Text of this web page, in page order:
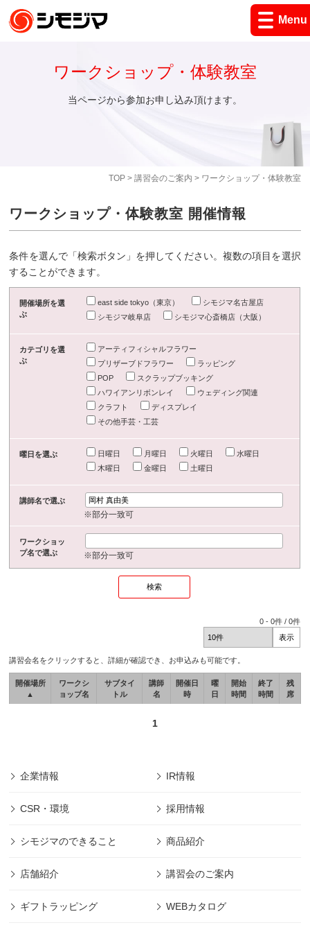
Menu
TOP> 講習会のご案内 > ワークショップ・体験教室
ワークショップ・体験教室
当ページから参加お申し込み頂けます。
ワークショップ・体験教室 開催情報
条件を選んで「検索ボタン」を押してください。複数の項目を選択
することができます。
開催場所を選
ぶ
east side tokyo（東京）
シモジマ名古屋店
シモジマ岐阜店
シモジマ心斎橋店（大阪）
カテゴリを選
ぶ
アーティフィシャルフラワー
プリザーブドフラワー
ラッピング
POP
スクラップブッキング
ハワイアンリボンレイ
ウェディング関連
クラフト
ディスプレイ
その他手芸・工芸
曜日を選ぶ 日曜日 月曜日 火曜日
水曜日
木曜日
金曜日 土曜日
講師名で選ぶ
※部分一致可
ワークショッ
プ名で選ぶ
※部分一致可
0 -0件 /0件
講習会名をクリックすると、詳細が確認でき、お申込みも可能です。
開催場所
▲
ワークシ
ョップ名
サブタイ
トル
講師
名
開催日
時
曜
日
開始
時間
終了
時間
残
席
1
企業情報 IR情報
CSR・環境 採用情報
シモジマのできること 商品紹介
店舗紹介 講習会のご案内
ギフトラッピング WEBカタログ